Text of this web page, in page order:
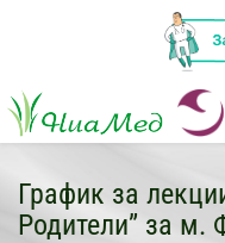
График за
Родители” за м.